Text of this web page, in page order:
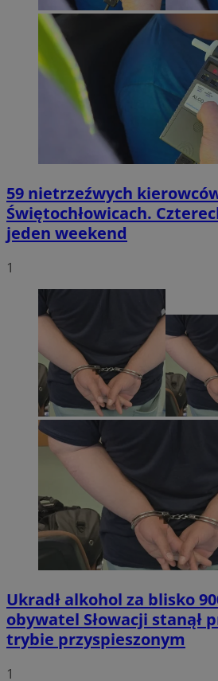
59 nietrzeźwych
Świętochłowicach.
jeden weekend
1
Ukradł alkohol za blisko
obywatel Słowacji stanął
trybie przyspieszonym
1